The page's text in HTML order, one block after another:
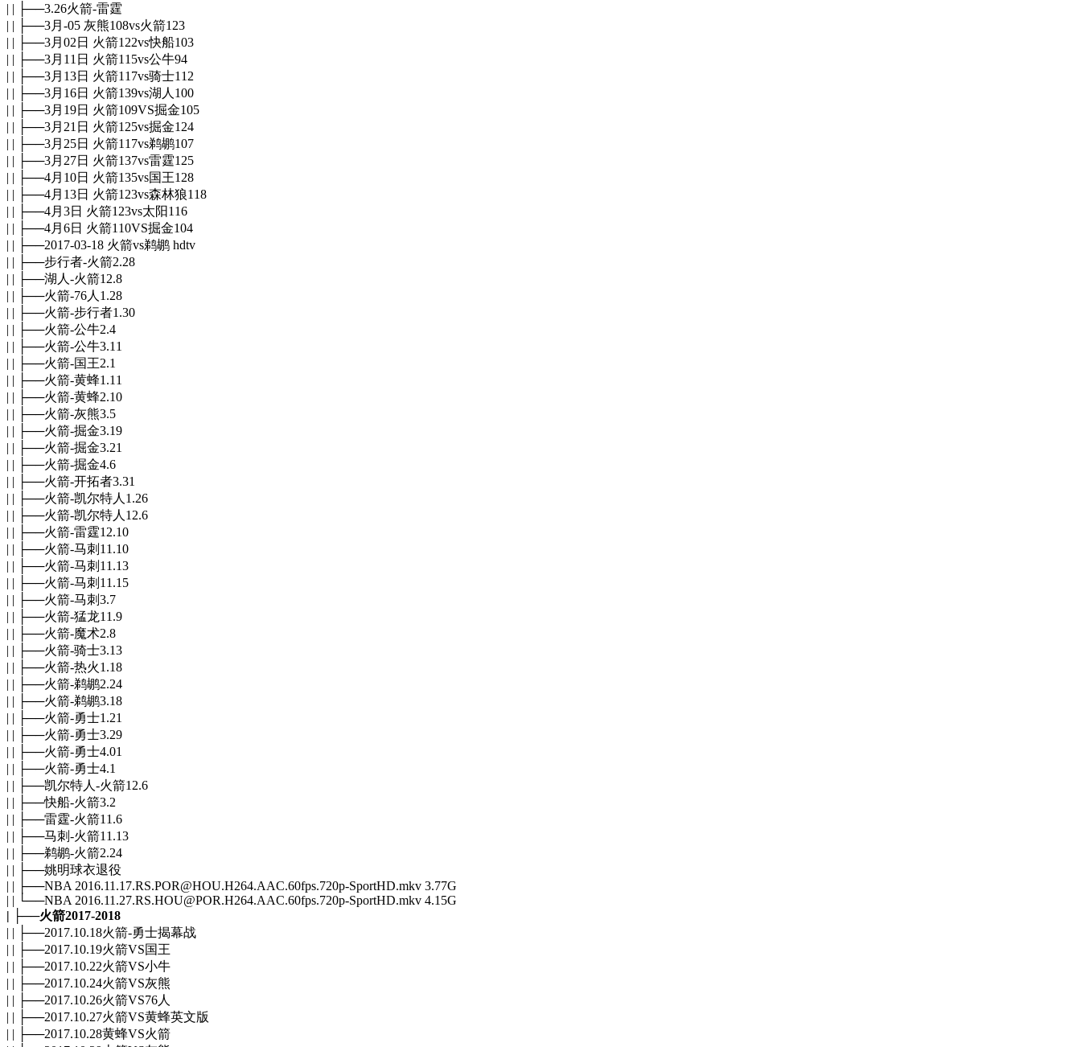
| | ├──3.26火箭-雷霆
| | ├──3月-05 灰熊108vs火箭123
| | ├──3月02日 火箭122vs快船103
| | ├──3月11日 火箭115vs公牛94
| | ├──3月13日 火箭117vs骑士112
| | ├──3月16日 火箭139vs湖人100
| | ├──3月19日 火箭109VS掘金105
| | ├──3月21日 火箭125vs掘金124
| | ├──3月25日 火箭117vs鹈鹕107
| | ├──3月27日 火箭137vs雷霆125
| | ├──4月10日 火箭135vs国王128
| | ├──4月13日 火箭123vs森林狼118
| | ├──4月3日 火箭123vs太阳116
| | ├──4月6日 火箭110VS掘金104
| | ├──2017-03-18 火箭vs鹈鹕 hdtv
| | ├──步行者-火箭2.28
| | ├──湖人-火箭12.8
| | ├──火箭-76人1.28
| | ├──火箭-步行者1.30
| | ├──火箭-公牛2.4
| | ├──火箭-公牛3.11
| | ├──火箭-国王2.1
| | ├──火箭-黄蜂1.11
| | ├──火箭-黄蜂2.10
| | ├──火箭-灰熊3.5
| | ├──火箭-掘金3.19
| | ├──火箭-掘金3.21
| | ├──火箭-掘金4.6
| | ├──火箭-开拓者3.31
| | ├──火箭-凯尔特人1.26
| | ├──火箭-凯尔特人12.6
| | ├──火箭-雷霆12.10
| | ├──火箭-马刺11.10
| | ├──火箭-马刺11.13
| | ├──火箭-马刺11.15
| | ├──火箭-马刺3.7
| | ├──火箭-猛龙11.9
| | ├──火箭-魔术2.8
| | ├──火箭-骑士3.13
| | ├──火箭-热火1.18
| | ├──火箭-鹈鹕2.24
| | ├──火箭-鹈鹕3.18
| | ├──火箭-勇士1.21
| | ├──火箭-勇士3.29
| | ├──火箭-勇士4.01
| | ├──火箭-勇士4.1
| | ├──凯尔特人-火箭12.6
| | ├──快船-火箭3.2
| | ├──雷霆-火箭11.6
| | ├──马刺-火箭11.13
| | ├──鹈鹕-火箭2.24
| | ├──姚明球衣退役
| | ├──NBA 2016.11.17.RS.POR@HOU.H264.AAC.60fps.720p-SportHD.mkv 3.77G
| | └──NBA 2016.11.27.RS.HOU@POR.H264.AAC.60fps.720p-SportHD.mkv 4.15G
| ├──火箭2017-2018
| | ├──2017.10.18火箭-勇士揭幕战
| | ├──2017.10.19火箭VS国王
| | ├──2017.10.22火箭VS小牛
| | ├──2017.10.24火箭VS灰熊
| | ├──2017.10.26火箭VS76人
| | ├──2017.10.27火箭VS黄蜂英文版
| | ├──2017.10.28黄蜂VS火箭